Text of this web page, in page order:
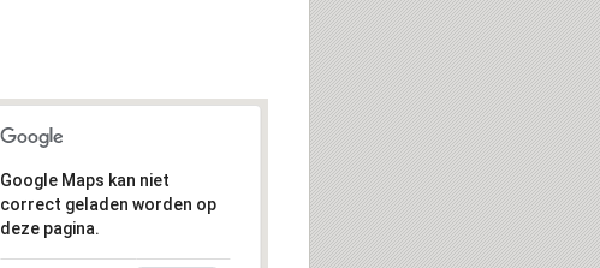
Google Maps kan niet
correct geladen worden op
deze pagina.